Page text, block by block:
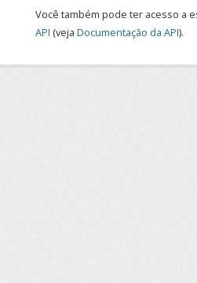
Você também pode ter acesso a
API (veja Documentação da API).